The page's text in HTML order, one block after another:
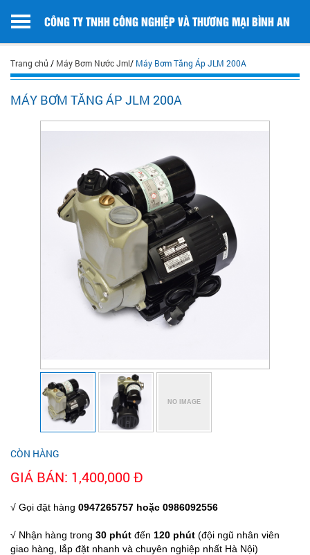
CÔNG TY TNHH CÔNG NGHIỆP VÀ THƯƠNG MẠI BÌNH AN
Trang chủ / Máy Bơm Nước Jml/ Máy Bơm Tăng Áp JLM 200A
MÁY BƠM TĂNG ÁP JLM 200A
CÒN HÀNG
GIÁ BÁN: 1,400,000 Đ
√ Gọi đặt hàng 0947265757 hoặc 0986092556
√ Nhận hàng trong 30 phút đến 120 phút (đội ngũ nhân viên
giao hàng, lắp đặt nhanh và chuyên nghiệp nhất Hà Nội)